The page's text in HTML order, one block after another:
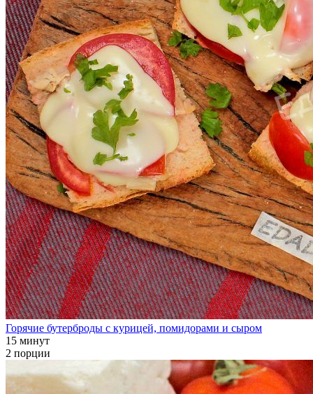
Горячие бутерброды с курицей, помидорами и сыром
15 минут
2 порции